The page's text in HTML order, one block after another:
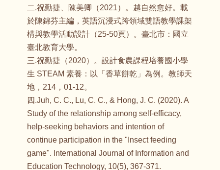
二.祝勤捷、陳美卿（2021）。越自然愈好。載
於陳錦芬主編，英語沉浸式跨領域雙語教學課架
構與教學活動設計（25-50頁）。臺北市：國立
臺北教育大學。
三.祝勤捷（2020）。設計食農課程培養國小學
生 STEAM 素養：以「香草餅乾」為例。教師天
地，214，01-12。
四.Juh, C. C., Lu, C. C., & Hong, J. C. (2020). A
Study of the relationship among self-efficacy,
help-seeking behaviors and intention of
continue participation in the "Insect feeding
game". International Journal of Information and
Education Technology, 10(5), 367-371.